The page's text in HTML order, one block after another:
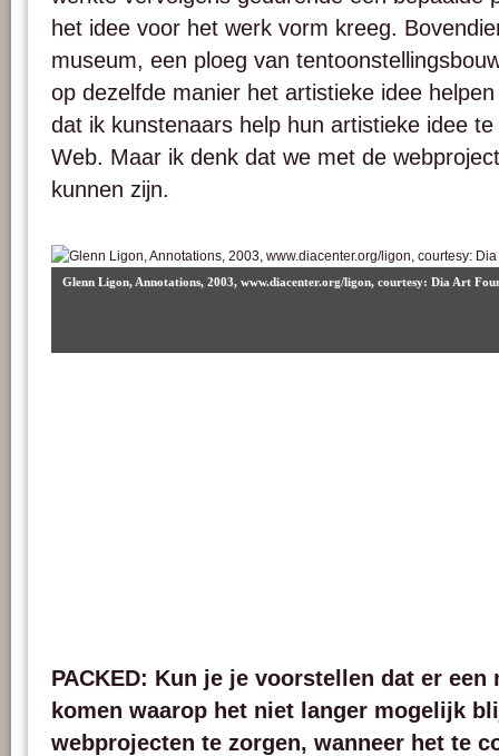
het idee voor het werk vorm kreeg.
museum, een ploeg van
op dezelfde manier het artistieke idee
dat ik kunstenaars help hun artistieke idee
Web. Maar ik denk dat we met de
kunnen zijn.
Glenn Ligon, Annotations, 2003, www.diacenter.org/ligon, courtesy: Dia Art
PACKED: Kun je je voorstellen dat er een
komen waarop het niet langer mogelijk
webprojecten te zorgen, wanneer het te